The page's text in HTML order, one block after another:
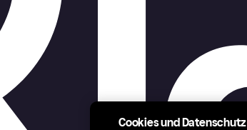
Cookies und Datenschutz